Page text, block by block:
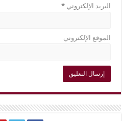
البريد الإلكتروني*
الموقع الإلكتروني